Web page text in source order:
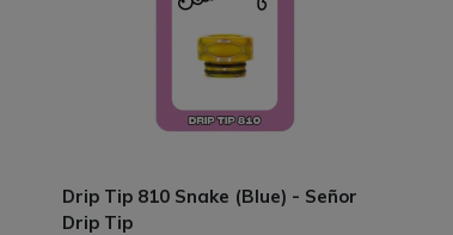
Drip Tip 810 Snake (Blue) - Señor
Drip Tip